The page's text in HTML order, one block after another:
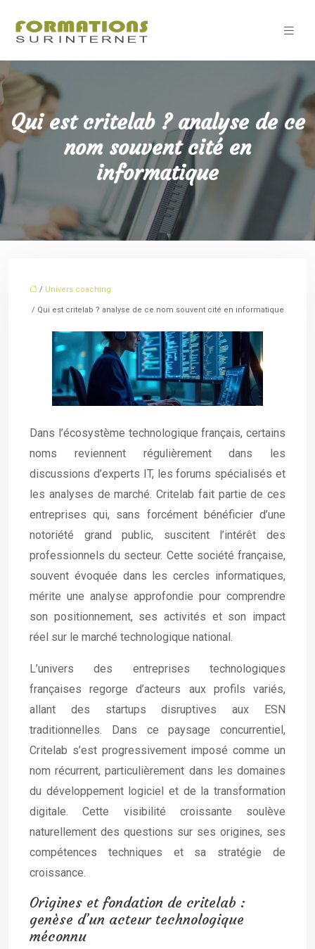
Qui est critelab ? analyse de ce
nom souvent cité en
informatique
/ Univers coaching
/ Qui est critelab ? analyse de ce nom souvent cité en informatique
Dans l’écosystème technologique français, certains
noms reviennent régulièrement dans les
discussions d’experts IT, les forums spécialisés et
les analyses de marché. Critelab fait partie de ces
entreprises qui, sans forcément bénéficier d’une
notoriété grand public, suscitent l’intérêt des
professionnels du secteur. Cette société française,
souvent évoquée dans les cercles informatiques,
mérite une analyse approfondie pour comprendre
son positionnement, ses activités et son impact
réel sur le marché technologique national.
L’univers des entreprises technologiques
françaises regorge d’acteurs aux profils variés,
allant des startups disruptives aux ESN
traditionnelles. Dans ce paysage concurrentiel,
Critelab s’est progressivement imposé comme un
nom récurrent, particulièrement dans les domaines
du développement logiciel et de la transformation
digitale. Cette visibilité croissante soulève
naturellement des questions sur ses origines, ses
compétences techniques et sa stratégie de
croissance.
Origines et fondation de critelab :
genèse d’un acteur technologique
méconnu